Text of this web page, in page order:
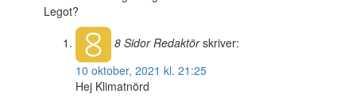
Legot?
8 SidorRedaktör skriver:
10 oktober, 2021 kl. 21:25
Hej Klimatnörd